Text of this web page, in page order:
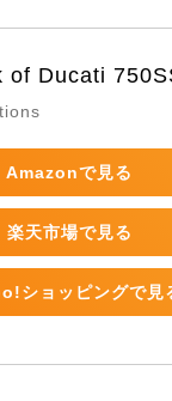
of Ducati
Amazonで見る
楽天市場で見る
ショッピングで見